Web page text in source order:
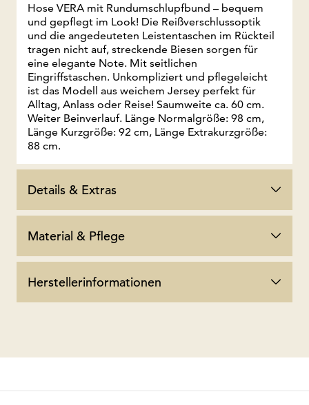
Hose VERA mit Rundumschlupfbund – bequem
und gepflegt im Look! Die Reißverschlussoptik
und die angedeuteten Leistentaschen im Rückteil
tragen nicht auf, streckende Biesen sorgen für
eine elegante Note. Mit seitlichen
Eingriffstaschen. Unkompliziert und pflegeleicht
ist das Modell aus weichem Jersey perfekt für
Alltag, Anlass oder Reise! Saumweite ca. 60 cm.
Weiter Beinverlauf. Länge Normalgröße: 98 cm,
Länge Kurzgröße: 92 cm, Länge Extrakurzgröße:
88 cm.
Details & Extras
Material & Pflege
Herstellerinformationen